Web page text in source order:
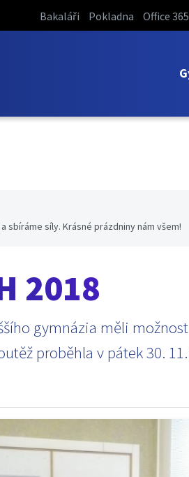
Bakaláři Pokladna Office 365
síly. Krásné prázdniny nám všem!
2018
gymnázia měli
proběhla v pátek 30.